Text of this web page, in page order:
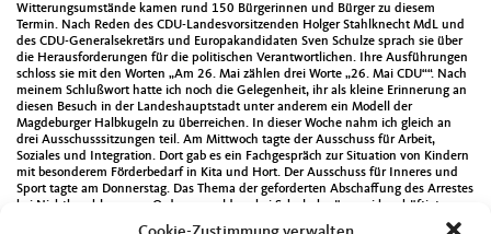
Witterungsumstände kamen rund 150 Bürgerinnen und Bürger zu diesem
Termin. Nach Reden des CDU-Landesvorsitzenden Holger Stahlknecht MdL und
des CDU-Generalsekretärs und Europakandidaten Sven Schulze sprach sie über
die Herausforderungen für die politischen Verantwortlichen. Ihre Ausführungen
schloss sie mit den Worten „Am 26. Mai zählen drei Worte „26. Mai CDU““. Nach
meinem Schlußwort hatte ich noch die Gelegenheit, ihr als kleine Erinnerung an
diesen Besuch in der Landeshauptstadt unter anderem ein Modell der
Magdeburger Halbkugeln zu überreichen. In dieser Woche nahm ich gleich an
drei Ausschusssitzungen teil. Am Mittwoch tagte der Ausschuss für Arbeit,
Soziales und Integration. Dort gab es ein Fachgespräch zur Situation von Kindern
mit besonderem Förderbedarf in Kita und Hort. Der Ausschuss für Inneres und
Sport tagte am Donnerstag. Das Thema der geforderten Abschaffung des Arrestes
bei Nichtbezahlung von Ordnungsgeldern bei Schulschwänzerei beschäftigte
dann am Freitag den Ausschuss für Bildung und Kultur. Auf Einladung des